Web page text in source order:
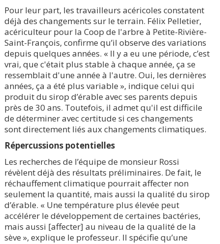
Pour leur part, les travailleurs acéricoles constatent
déjà des changements sur le terrain. Félix Pelletier,
acériculteur pour la Coop de l'arbre à Petite-Rivière-
Saint-François, confirme qu’il observe des variations
depuis quelques années. « Il y a eu une période, c’est
vrai, que c'était plus stable à chaque année, ça se
ressemblait d'une année à l'autre. Oui, les dernières
années, ça a été plus variable », indique celui qui
produit du sirop d’érable avec ses parents depuis
près de 30 ans. Toutefois, il admet qu'il est difficile
de déterminer avec certitude si ces changements
sont directement liés aux changements climatiques.
Répercussions potentielles
Les recherches de l’équipe de monsieur Rossi
révèlent déjà des résultats préliminaires. De fait, le
réchauffement climatique pourrait affecter non
seulement la quantité, mais aussi la qualité du sirop
d’érable. « Une température plus élevée peut
accélérer le développement de certaines bactéries,
mais aussi [affecter] au niveau de la qualité de la
sève », explique le professeur. Il spécifie qu’une